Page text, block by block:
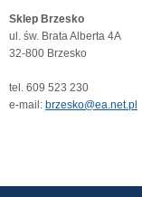
Sklep Brzesko
ul. św. Brata Alberta 4A
32-800 Brzesko
tel. 609 523 230
e-mail: brzesko@ea.net.pl